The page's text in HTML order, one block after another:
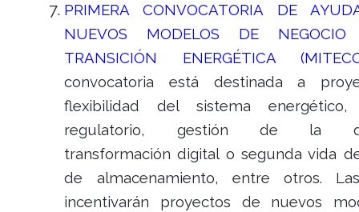
PRIMERA CONVOCATORIA DE
NUEVOS MODELOS DE
TRANSICIÓN ENERGÉTICA
convocatoria está destinada a
flexibilidad del sistema energético,
regulatorio, gestión de la
transformación digital o segunda vida
de almacenamiento, entre otros.
incentivarán proyectos de nuevos